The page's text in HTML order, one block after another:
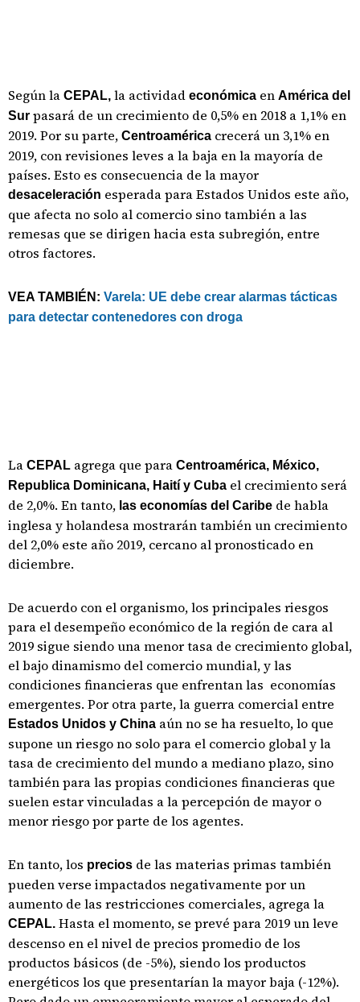
Según la CEPAL, la actividad económica en América del
Sur pasará de un crecimiento de 0,5% en 2018 a 1,1% en
2019. Por su parte, Centroamérica crecerá un 3,1% en
2019, con revisiones leves a la baja en la mayoría de
países. Esto es consecuencia de la mayor
desaceleración esperada para Estados Unidos este año,
que afecta no solo al comercio sino también a las
remesas que se dirigen hacia esta subregión, entre
otros factores.
VEA TAMBIÉN: Varela: UE debe crear alarmas tácticas
para detectar contenedores con droga
La CEPAL agrega que para Centroamérica, México,
Republica Dominicana, Haití y Cuba el crecimiento será
de 2,0%. En tanto, las economías del Caribe de habla
inglesa y holandesa mostrarán también un crecimiento
del 2,0% este año 2019, cercano al pronosticado en
diciembre.
De acuerdo con el organismo, los principales riesgos
para el desempeño económico de la región de cara al
2019 sigue siendo una menor tasa de crecimiento global,
el bajo dinamismo del comercio mundial, y las
condiciones financieras que enfrentan las economías
emergentes. Por otra parte, la guerra comercial entre
Estados Unidos y China aún no se ha resuelto, lo que
supone un riesgo no solo para el comercio global y la
tasa de crecimiento del mundo a mediano plazo, sino
también para las propias condiciones financieras que
suelen estar vinculadas a la percepción de mayor o
menor riesgo por parte de los agentes.
En tanto, los precios de las materias primas también
pueden verse impactados negativamente por un
aumento de las restricciones comerciales, agrega la
CEPAL. Hasta el momento, se prevé para 2019 un leve
descenso en el nivel de precios promedio de los
productos básicos (de -5%), siendo los productos
energéticos los que presentarían la mayor baja (-12%).